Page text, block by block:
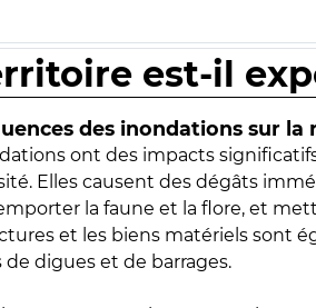
est-il
des inondations sur la
ont des impacts
Elles causent des dégâts
la faune et la flore, et
et les biens matériels sont
digues et de barrages.